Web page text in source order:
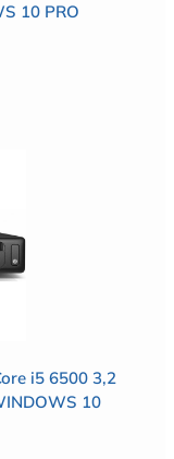
10 PRO
i5 6500 3,2
10